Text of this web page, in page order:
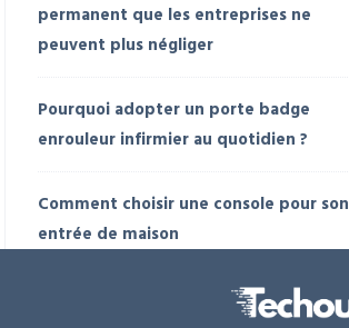
permanent que les entreprises ne
peuvent plus négliger
Pourquoi adopter un porte badge
enrouleur infirmier au quotidien ?
Comment choisir une console pour son
entrée de maison